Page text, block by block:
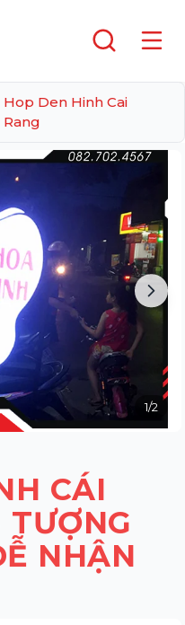
Hop Den Hinh Cai
Rang
CÁI
TƯỢNG
NHẬN
1/2